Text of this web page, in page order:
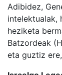
Adibidez,
intelektualak,
heziketa
Batzordeak
eta guztiz